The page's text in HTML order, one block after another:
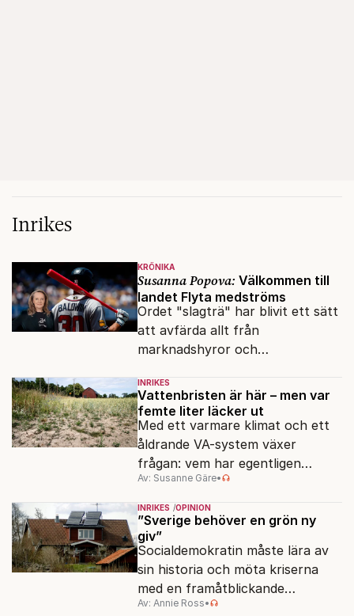
Inrikes
KRÖNIKA
Susanna Popova: Välkommen till
landet Flyta medströms
Ordet "slagträ" har blivit ett sätt
att avfärda allt från
marknadshyror och
om antisemitism.
INRIKES
Vattenbristen är här – men var
femte liter läcker ut
Med ett varmare klimat och ett
åldrande VA-system växer
frågan: vem har egentligen
ansvar för Sveriges
vattenresurser?
Av: Susanne Gäre•
INRIKES OPINION
”Sverige behöver en grön ny
giv”
Socialdemokratin måste lära av
sin historia och möta kriserna
med en framåtblickande
strukturpolitik för att göra
Av: Annie Ross•